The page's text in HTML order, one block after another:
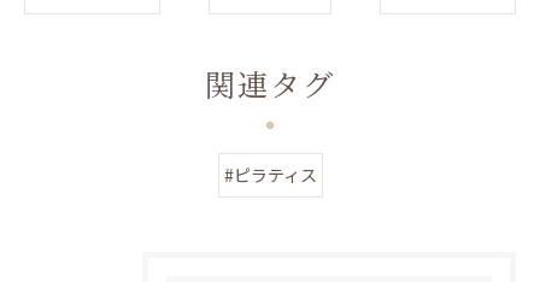
関連タグ
#ピラティス